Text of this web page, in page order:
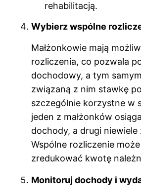
rehabilitacją.
Wybierz wspólne
Małżonkowie mają
rozliczenia, co pozwala
dochodowy, a tym
związaną z nim stawkę
szczególnie korzystne w
jeden z małżonków
dochody, a drugi niewiele
Wspólne rozliczenie
zredukować kwotę
Monitoruj dochody i